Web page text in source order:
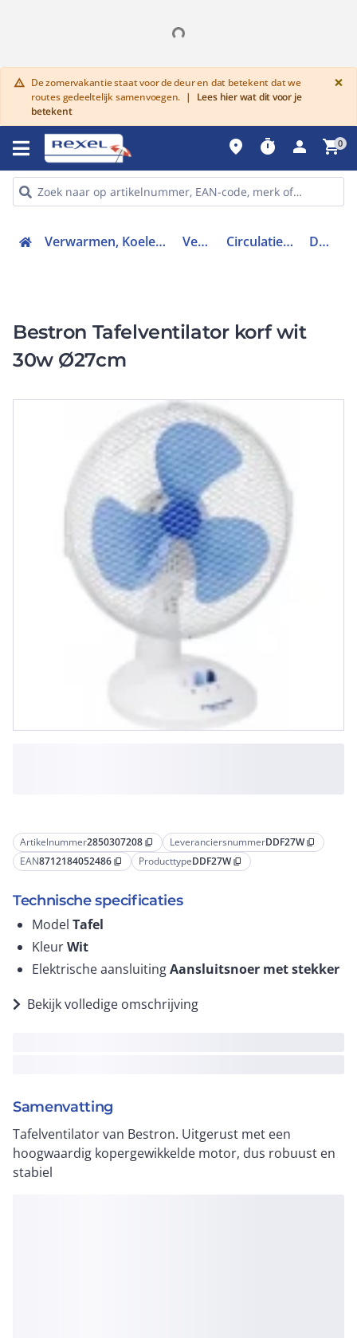
warning De zomervakantie staat voor de deur en dat betekent dat we
routes gedeeltelijk samenvoegen. |
Lees hier wat dit voor je
betekent
×
place timer person shopping_cart0
Verwarmen, Koelen en Ventileren Ventilatie Circulatieventilator DDF27W
Bestron Tafelventilator korf wit
30w Ø27cm
Artikelnummer2850307208 content_copy LeveranciersnummerDDF27W content_copy
EAN8712184052486 content_copy ProducttypeDDF27W content_copy
Technische specificaties
Model Tafel
KleurWit
Elektrische aansluitingAansluitsnoer met stekker
Bekijk volledige omschrijving
Samenvatting
Tafelventilator van Bestron. Uitgerust met een
hoogwaardig kopergewikkelde motor, dus robuust en
stabiel